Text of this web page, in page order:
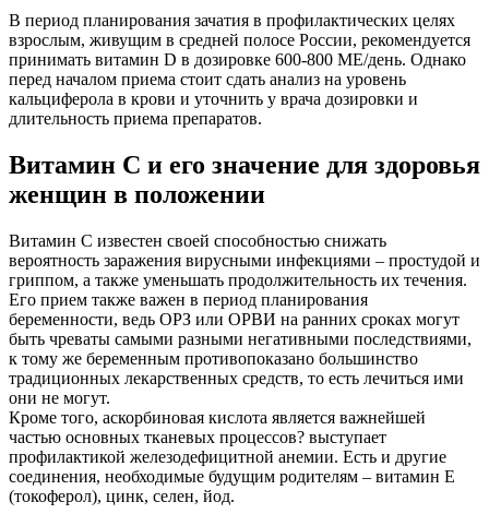
В период планирования зачатия в профилактических целях
взрослым, живущим в средней полосе России, рекомендуется
принимать витамин D в дозировке 600-800 МЕ/день. Однако
перед началом приема стоит сдать анализ на уровень
кальциферола в крови и уточнить у врача дозировки и
длительность приема препаратов.
Витамин С и его значение для здоровья
женщин в положении
Витамин С известен своей способностью снижать
вероятность заражения вирусными инфекциями – простудой и
гриппом, а также уменьшать продолжительность их течения.
Его прием также важен в период планирования
беременности, ведь ОРЗ или ОРВИ на ранних сроках могут
быть чреваты самыми разными негативными последствиями,
к тому же беременным противопоказано большинство
традиционных лекарственных средств, то есть лечиться ими
они не могут.
Кроме того, аскорбиновая кислота является важнейшей
частью основных тканевых процессов? выступает
профилактикой железодефицитной анемии. Есть и другие
соединения, необходимые будущим родителям – витамин Е
(токоферол), цинк, селен, йод.